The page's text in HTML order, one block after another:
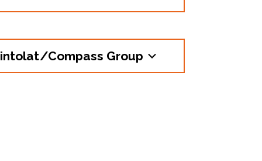
Compass Group